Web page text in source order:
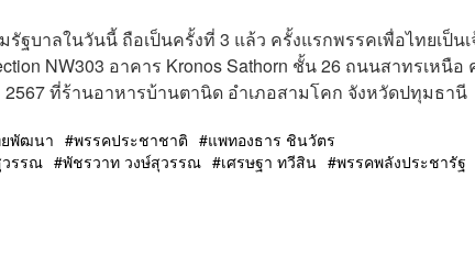
บาลในวันนี้ ถือเป็นครั้งที่ 3 แล้ว ครั้งแรกพรรคเพื่อไทยเป็นเ
NW303 อาคาร Kronos Sathorn ชั้น 26 ถนนสาทรเหนือ
ที่ร้านอาหารบ้านตานิด อำเภอสามโคก จังหวัดปทุมธานี
พัฒนา พรรคประชาชาติ
แพทองธาร ชินวัตร
วรรณ พัชรวาท วงษ์สุวรรณ เศรษฐา ทวีสิน พรรคพลังประชารัฐ